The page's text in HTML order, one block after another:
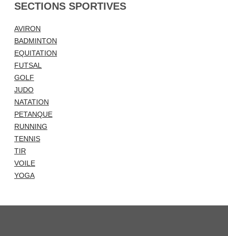
SECTIONS SPORTIVES
AVIRON
BADMINTON
EQUITATION
FUTSAL
GOLF
JUDO
NATATION
PETANQUE
RUNNING
TENNIS
TIR
VOILE
YOGA